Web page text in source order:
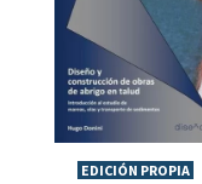
EDICIÓN PROPIA